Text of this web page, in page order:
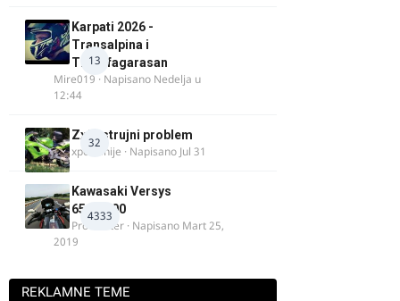
13
Karpati 2026 -
Transalpina i
Transfagarasan
Mire019 · Napisano Nedelja u
12:44
32
Zx9r strujni problem
xpetronije · Napisano Jul 31
4333
Kawasaki Versys
650/1000
ProMaster · Napisano Mart 25,
2019
REKLAMNE TEME